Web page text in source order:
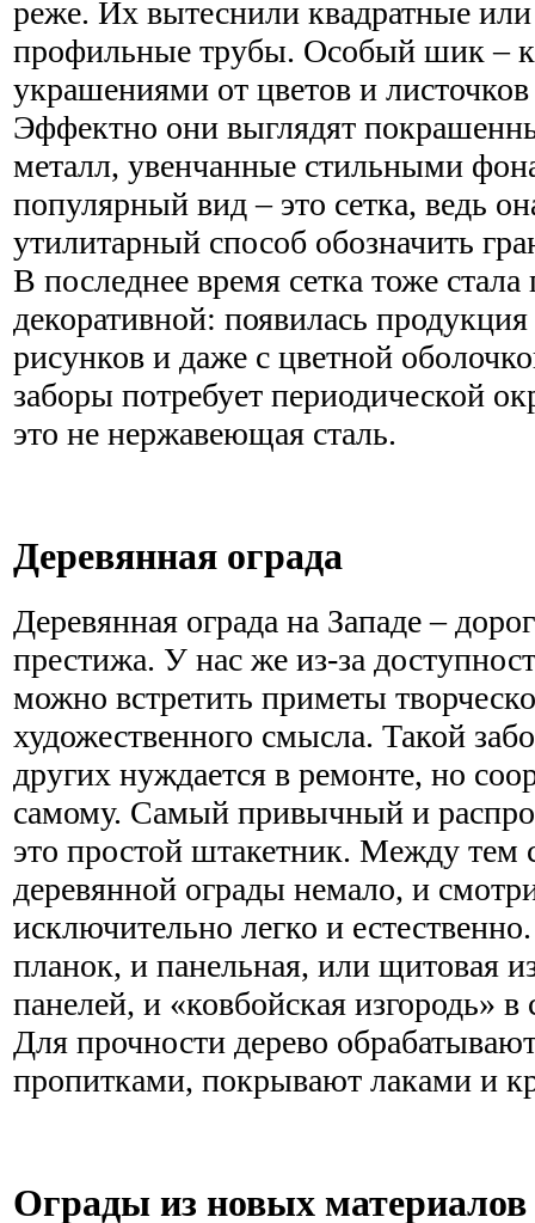
реже. Их вытеснили квадратные
профильные трубы. Особый шик –
украшениями от цветов и листочков
Эффектно они выглядят
металл, увенчанные стильными
популярный вид – это сетка, ведь
утилитарный способ обозначить
В последнее время сетка тоже стала
декоративной: появилась
рисунков и даже с цветной
заборы потребует периодической
это не нержавеющая сталь.
Деревянная ограда
Деревянная ограда на Западе –
престижа. У нас же из-за
можно встретить приметы
художественного смысла. Такой
других нуждается в ремонте, но
самому. Самый привычный и
это простой штакетник. Между тем
деревянной ограды немало, и
исключительно легко и
планок, и панельная, или щитовая
панелей, и «ковбойская изгородь» в
Для прочности дерево
пропитками, покрывают лаками и
Ограды из новых материалов